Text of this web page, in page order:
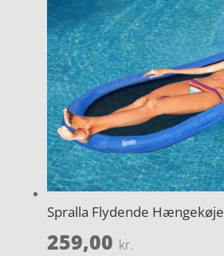
Spralla Flydende Hængekøje
259,00 kr.